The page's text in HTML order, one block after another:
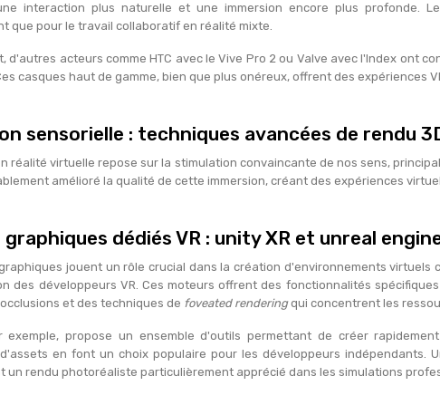
interaction plus naturelle et une immersion encore plus profonde.
que pour le travail collaboratif en réalité mixte.
d'autres acteurs comme HTC avec le Vive Pro 2 ou Valve avec l'Index ont
casques haut de gamme, bien que plus onéreux, offrent des expériences
sensorielle : techniques avancées de rendu
réalité virtuelle repose sur la stimulation convaincante de nos sens,
amélioré la qualité de cette immersion, créant des expériences
dédiés VR : unity XR et unreal
jouent un rôle crucial dans la création d'environnements virtuels
des développeurs VR. Ces moteurs offrent des fonctionnalités
et des techniques de foveated renderingqui concentrent les
exemple, propose un ensemble d'outils permettant de créer
en font un choix populaire pour les développeurs indépendants.
un rendu photoréaliste particulièrement apprécié dans les simulations